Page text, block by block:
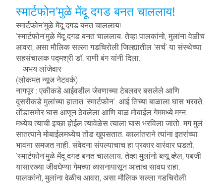
स्मार्टफोन’मुळे मेंदू दगड बनत चाललाय!
स्मार्टफोन’मुळे मेंदू दगड बनत चाललाय!
‘स्मार्टफोन’मुळे मेंदू दगड बनत चाललाय. तेव्हा पालकांनो, मुलांना वेळीच
आवरा, असा मौलिक सल्ला गडचिरोली जिल्ह्यातील ‘सर्च’ या संस्थेच्या
सहसंचालक पद्मश्री डॉ. राणी बंग यांनी दिला.
– अभय लांजेवार
(लोकमत न्यूज नेटवर्क)
नागपूर : एकीकडे आईवडील जेवणाच्या टेबलवर बसलेले आणि
दुसरीकडे मुलांच्या हातात ‘स्मार्टफोन’. आई तिच्या बाळाला घास भरवते.
तोंडासमोर घास आणून ठेवलेला आणि बाळ मोबाईल गेममध्ये मग्न.
मध्येच त्याची इच्छा होईल त्यावेळेस त्याला घास भरविला जातो. मग मुलं
सातत्याने मोबाईलमध्येच तोंड खुपसतात. कालांतराने त्यांना इतरांच्या
भावना समजत नाही. संवेदना संपल्याचाच हा प्रकार वारंवार घडतो.
‘स्मार्टफोन’मुळे मेंदू दगड बनत चाललाय. तेव्हा मुलांनो ब्ल्यू व्हेल, पबजी
यासारख्या जीवघेण्या गेमच्या व्यसनापासून आताच सावध राहा.
पालकांनो, मुलांना वेळीच आवरा, असा मौलिक सल्ला गडचिरोली